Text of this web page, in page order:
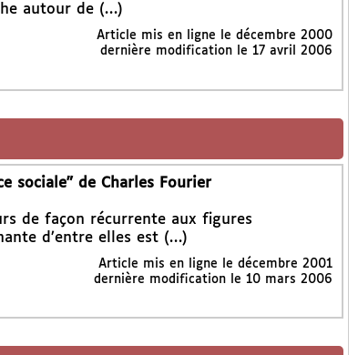
autour de (…)
Article mis en ligne le décembre 2000
dernière modification le 17 avril 2006
sociale" de Charles Fourier
de façon récurrente aux figures
d’entre elles est (…)
Article mis en ligne le décembre 2001
dernière modification le 10 mars 2006